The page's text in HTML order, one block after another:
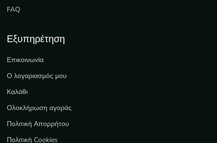
FAQ
Εξυπηρέτηση
Επικοινωνία
Ο λογαριασμός μου
Καλάθι
Ολοκλήρωση αγοράς
Πολιτική Απορρήτου
Πολιτική Cookies